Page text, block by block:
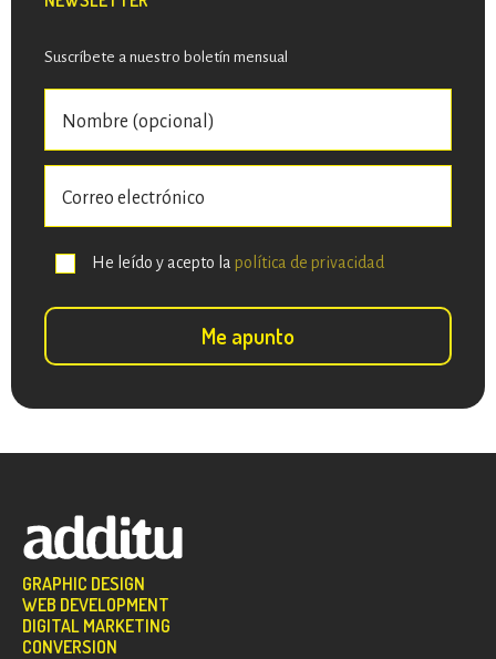
Suscríbete a nuestro boletín mensual
He leído y acepto la política de privacidad
GRAPHIC DESIGN
WEB DEVELOPMENT
DIGITAL MARKETING
CONVERSION